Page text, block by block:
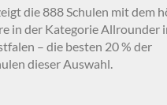
die 888 Schulen mit dem
in der Kategorie Allrounder
– die besten 20 % der
dieser Auswahl.